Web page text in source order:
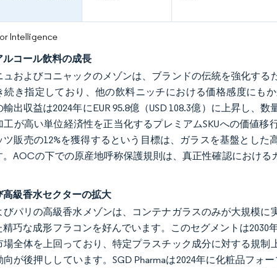
Intelligence
ルコール飲料の成長
ュおよびコニャックのメゾンは、ブランドの伝統を強化す
続き指定しており、他の飲料ニッチにおける価格感度にも
出収益は2024年にEUR 95.8億（USD 108.3億）に上昇し、
が高い単位経済性を正当化するプレミアムSKUへの価値移
ツ販売の12%を獲得するという目標は、ガラスを基盤とし
。AOCの下での原産地呼称保護規則は、真正性確認におけ
級香水セクターの拡大
びパリの高級香水メゾンは、コンテナガラスのみが大規模
精巧な成形フラコンを好んでいます。このセグメントは2030
場全体を上回っており、特定プラスチック成分に対する規
が後押ししています。SGD Pharmaは2024年に化粧品フォ